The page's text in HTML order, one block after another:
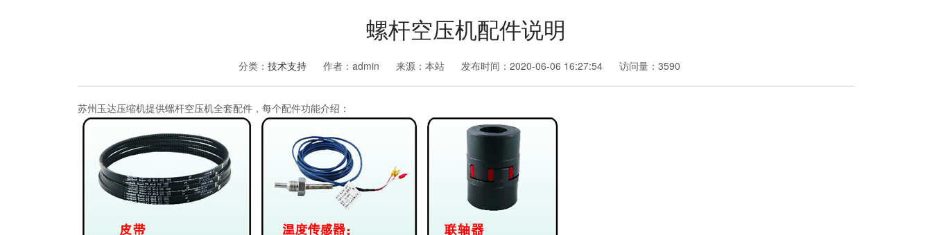
螺杆空压机配件说明
分类： 技术支持 作者： admin 来源： 本站 发布时间： 2020-06-06 16:27:54 访问量： 3590
苏州玉达压缩机提供螺杆空压机全套配件，每个配件功能介绍：